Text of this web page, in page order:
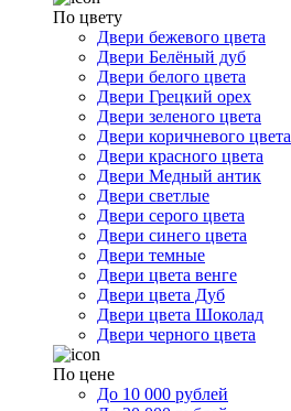
По цвету
Двери бежевого цвета
Двери Белёный дуб
Двери белого цвета
Двери Грецкий орех
Двери зеленого цвета
Двери коричневого цвета
Двери красного цвета
Двери Медный антик
Двери светлые
Двери серого цвета
Двери синего цвета
Двери темные
Двери цвета венге
Двери цвета Дуб
Двери цвета Шоколад
Двери черного цвета
По цене
До 10 000 рублей